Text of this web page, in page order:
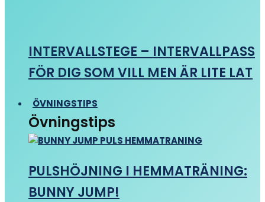
INTERVALLSTEGE – INTERVALLPASS
FÖR DIG SOM VILL MEN ÄR LITE LAT
ÖVNINGSTIPS
Övningstips
PULSHÖJNING I HEMMATRÄNING:
BUNNY JUMP!